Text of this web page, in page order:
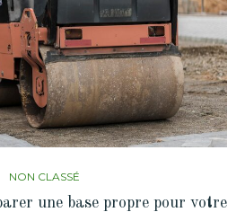
NON CLASSÉ
une base propre pour votre